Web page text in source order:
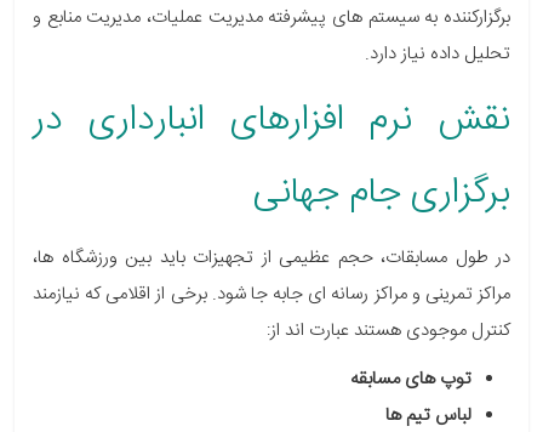
برگزارکننده به سیستم های پیشرفته مدیریت عملیات، مدیریت منابع و
تحلیل داده نیاز دارد.
نقش نرم افزارهای انبارداری در
برگزاری جام جهانی
در طول مسابقات، حجم عظیمی از تجهیزات باید بین ورزشگاه ها،
مراکز تمرینی و مراکز رسانه ای جابه جا شود. برخی از اقلامی که نیازمند
کنترل موجودی هستند عبارت اند از:
توپ های مسابقه
لباس تیم ها